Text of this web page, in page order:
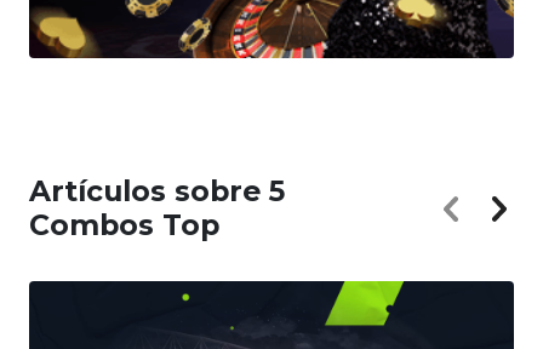
Artículos sobre 5
Combos Top